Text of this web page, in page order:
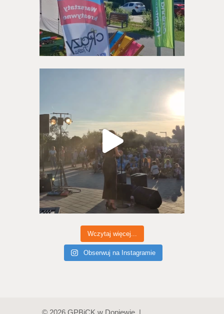
Wczytaj więcej...
Obserwuj na Instagramie